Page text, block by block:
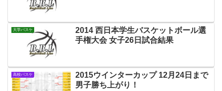
大学バスケ
2014 西日本学生バスケットボール選
手権大会 女子26日試合結果
高校バスケ
2015ウインターカップ 12月24日まで
男子勝ち上がり！